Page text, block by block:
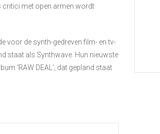
critici met open armen wordt
voor de synth-gedreven film- en tv-
staat als Synthwave. Hun nieuwste
‘RAW DEAL’, dat gepland staat